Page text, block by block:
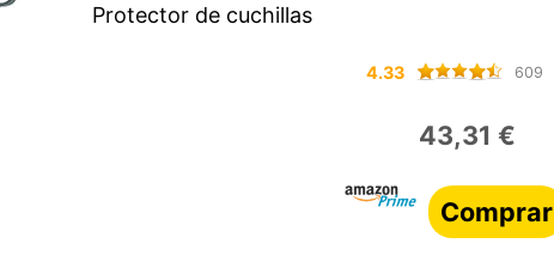
Protector de cuchillas
4.33 609
43,31 €
Comprar